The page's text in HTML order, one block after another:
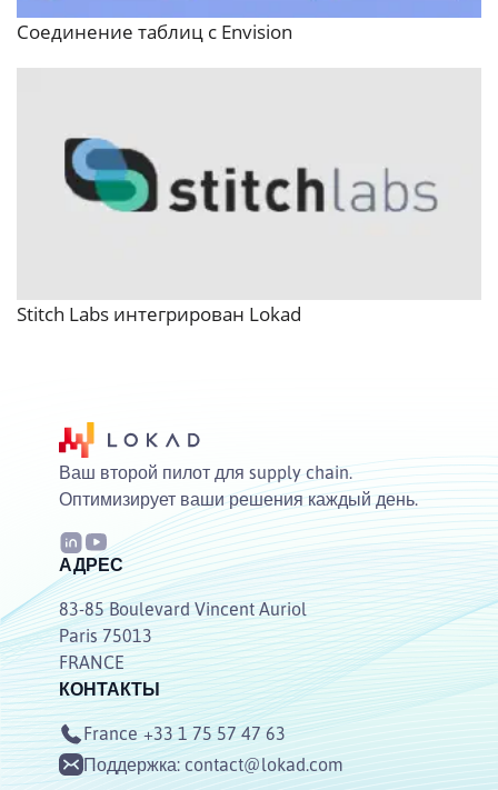
Соединение таблиц с Envision
Stitch Labs интегрирован Lokad
Ваш второй пилот для supply chain.
Оптимизирует ваши решения каждый день.
АДРЕС
83-85 Boulevard Vincent Auriol
Paris 75013
FRANCE
КОНТАКТЫ
France +33 1 75 57 47 63
Поддержка: contact@lokad.com